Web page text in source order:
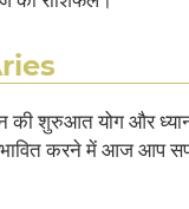
की शुरुआत योग और
करने में आज आप